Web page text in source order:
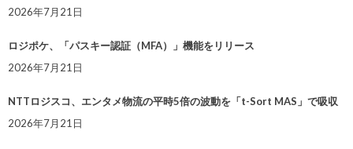
2026年7月21日
ロジポケ、「パスキー認証（MFA）」機能をリリース
2026年7月21日
NTTロジスコ、エンタメ物流の平時5倍の波動を「t-Sort MAS」で吸収
2026年7月21日